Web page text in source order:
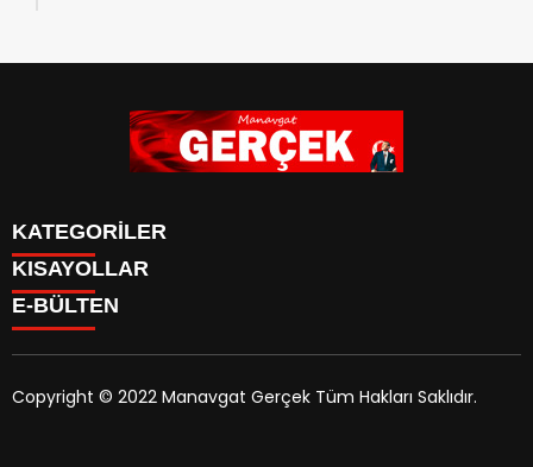
KATEGORİLER
Siyaset
Eğitim
Yazarlar
KISAYOLLAR
E-BÜLTEN
Copyright © 2022 Manavgat Gerçek Tüm Hakları Saklıdır.